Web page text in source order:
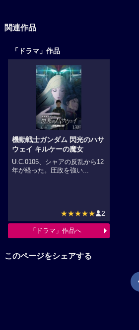
関連作品
「ドラマ」作品
機動戦士ガンダム 閃光のハサ
ウェイ キルケーの魔女
U.C.0105、シャアの反乱から12
年が経った。圧政を強い...
★★★★★ 2
「ドラマ」作品へ
このページをシェアする